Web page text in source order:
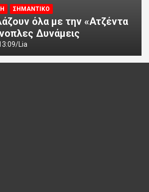
ΣΗΜΑΝΤΙΚΟ
όλα με την «Ατζέντα
Δυνάμεις
Lia